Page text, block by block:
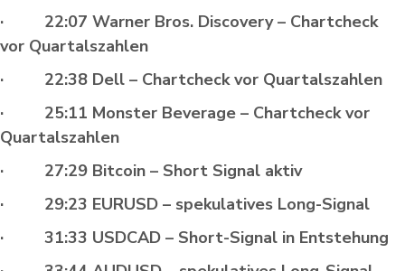
· 22:07 Warner Bros. Discovery – Chartcheck
vor Quartalszahlen
· 22:38 Dell – Chartcheck vor Quartalszahlen
· 25:11 Monster Beverage – Chartcheck vor
Quartalszahlen
· 27:29 Bitcoin – Short Signal aktiv
· 29:23 EURUSD – spekulatives Long-Signal
· 31:33 USDCAD – Short-Signal in Entstehung